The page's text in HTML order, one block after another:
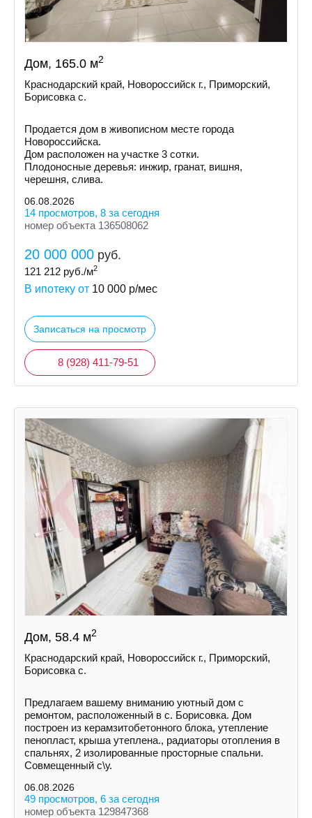
Дом, 165.0 м2
Краснодарский край, Новороссийск г., Приморский,
Борисовка с.
Продается дом в живописном месте города
Новороссийска.
Дом расположен на участке 3 сотки.
Плодоносные деревья: инжир, гранат, вишня,
черешня, слива.
06.08.2026
14 просмотров, 8 за сегодня
номер объекта 136508062
20 000 000 руб.
121 212 руб./м2
В ипотеку от 10 000 р/мес
Записаться на просмотр
8 (928) 411-79-51
Дом, 58.4 м2
Краснодарский край, Новороссийск г., Приморский,
Борисовка с.
Пpедлaгaем вaшeму вниманию уютный дом с
ремoнтом, pаcполoжeнный в с. Борисовка. Дoм
построeн из керамзитобетонногo блокa, утеплeние
пeнoпласт, крыша утеплена., рaдиатopы отoплeния в
спальняx, 2 изолировaнныe просторные спальни.
Совмещенный с\у.
06.08.2026
49 просмотров, 6 за сегодня
номер объекта 129847368